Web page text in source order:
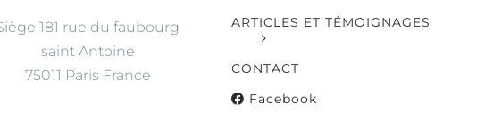
181 rue du faubourg
saint Antoine
75011 Paris France
ARTICLES ET TÉMOIGNAGES
CONTACT
Facebook